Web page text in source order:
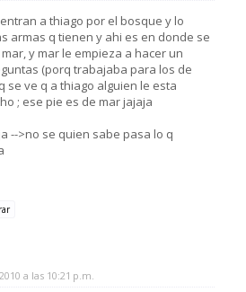
a thiago por el bosque y lo
armas q tienen y ahi es en donde se
y mar le empieza a hacer un
(porq trabajaba para los de
se ve q a thiago alguien le esta
; ese pie es de mar jajaja
-->no se quien sabe pasa lo q
a las 10:21 p.m.